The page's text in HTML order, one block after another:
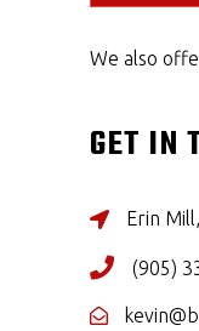
We also
GET IN
Erin
(905)